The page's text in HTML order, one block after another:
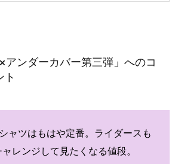
アンダーカバー第三弾」へのコ
ト
ャツはもはや定番。ライダースも
レンジして見たくなる値段。